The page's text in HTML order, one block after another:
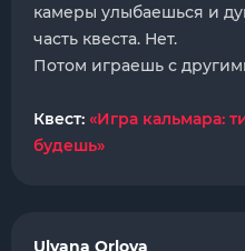
камеры улыбаешься и
часть квеста. Нет.
Потом играешь с
Квест: «Игра кальмара:
будешь»
Ulyana Orlova